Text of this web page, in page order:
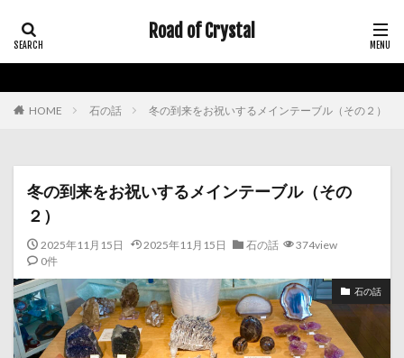
Road of Crystal
HOME 石の話 冬の到来をお祝いするメインテーブル（その２）
冬の到来をお祝いするメインテーブル（その
２）
2025年11月15日 2025年11月15日 石の話
374view
0件
石の話